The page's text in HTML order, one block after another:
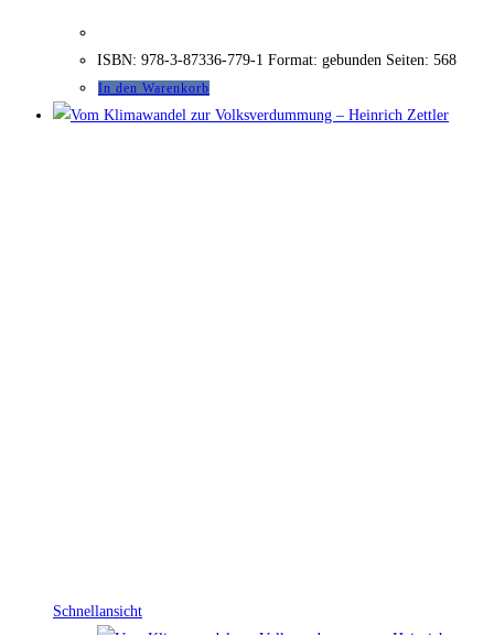
ISBN: 978-3-87336-779-1 Format: gebunden Seiten: 568
In den Warenkorb
Schnellansicht